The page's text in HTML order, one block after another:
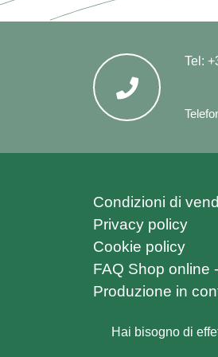
Tel:
Condizioni di
Privacy policy
Cookie policy
FAQ Shop online
Produzione in
Hai bisogno di